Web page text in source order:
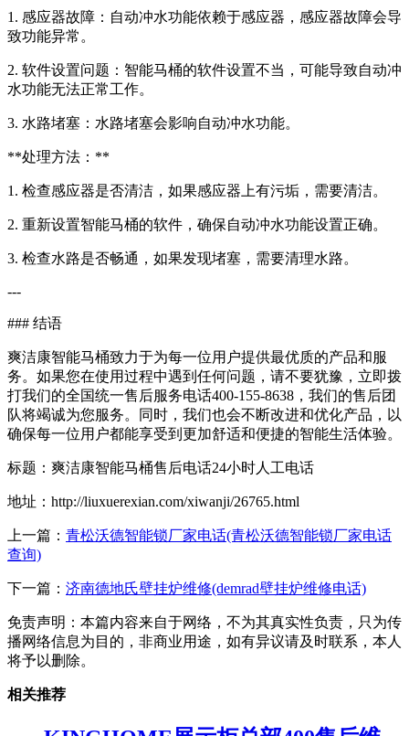
1. 感应器故障：自动冲水功能依赖于感应器，感应器故障会导
致功能异常。
2. 软件设置问题：智能马桶的软件设置不当，可能导致自动冲
水功能无法正常工作。
3. 水路堵塞：水路堵塞会影响自动冲水功能。
**处理方法：**
1. 检查感应器是否清洁，如果感应器上有污垢，需要清洁。
2. 重新设置智能马桶的软件，确保自动冲水功能设置正确。
3. 检查水路是否畅通，如果发现堵塞，需要清理水路。
---
### 结语
爽洁康智能马桶致力于为每一位用户提供最优质的产品和服
务。如果您在使用过程中遇到任何问题，请不要犹豫，立即拨
打我们的全国统一售后服务电话400-155-8638，我们的售后团
队将竭诚为您服务。同时，我们也会不断改进和优化产品，以
确保每一位用户都能享受到更加舒适和便捷的智能生活体验。
标题：爽洁康智能马桶售后电话24小时人工电话
地址：http://liuxuerexian.com/xiwanji/26765.html
上一篇： 青松沃德智能锁厂家电话(青松沃德智能锁厂家电话
查询)
下一篇： 济南德地氏壁挂炉维修(demrad壁挂炉维修电话)
免责声明：本篇内容来自于网络，不为其真实性负责，只为传
播网络信息为目的，非商业用途，如有异议请及时联系，本人
将予以删除。
相关推荐